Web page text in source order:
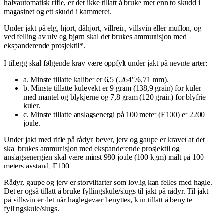
halvautomatisk rifle, er det ikke tillatt å bruke mer enn to skudd i
magasinet og ett skudd i kammeret.
Under jakt på elg, hjort, dåhjort, villrein, villsvin eller muflon, og
ved felling av ulv og bjørn skal det brukes ammunisjon med
ekspanderende prosjektil*.
I tillegg skal følgende krav være oppfylt under jakt på nevnte arter:
a. Minste tillatte kaliber er 6,5 (.264″/6,71 mm).
b. Minste tillatte kulevekt er 9 gram (138,9 grain) for kuler
med mantel og blykjerne og 7,8 gram (120 grain) for blyfrie
kuler.
c. Minste tillatte anslagsenergi på 100 meter (E100) er 2200
joule.
Under jakt med rifle på rådyr, bever, jerv og gaupe er kravet at det
skal brukes ammunisjon med ekspanderende prosjektil og
anslagsenergien skal være minst 980 joule (100 kgm) målt på 100
meters avstand, E100.
Rådyr, gaupe og jerv er storviltarter som lovlig kan felles med hagle.
Det er også tillatt å bruke fyllingskule/slugs til jakt på rådyr. Til jakt
på villsvin er det når haglegevær benyttes, kun tillatt å benytte
fyllingskule/slugs.